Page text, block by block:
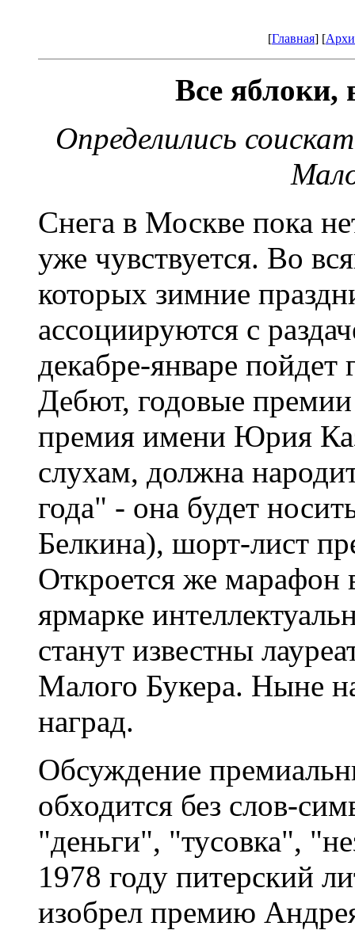
[Главная] [
Все яблоки,
Определились
Снега в Москве пока
уже чувствуется. Во
которых зимние
ассоциируются с
декабре-январе
Дебют, годовые
премия имени Юрия
слухам, должна
года" - она будет
Белкина), шорт-лист
Откроется же марафон
ярмарке
станут известны
Малого Букера. Ныне
наград.
Обсуждение
обходится без слов-
"деньги", "тусовка",
1978 году питерский
изобрел премию